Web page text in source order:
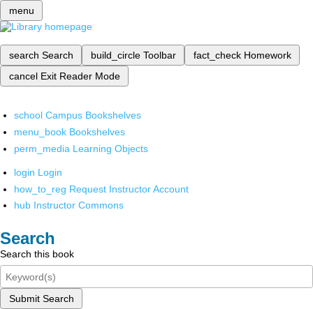
menu
search Search build_circle Toolbar fact_check Homework
cancel Exit Reader Mode
school Campus Bookshelves
menu_book Bookshelves
perm_media Learning Objects
login Login
how_to_reg Request Instructor Account
hub Instructor Commons
Search
Search this book
Submit Search